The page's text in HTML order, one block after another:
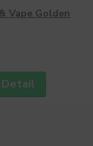
Vape Golden
Detail